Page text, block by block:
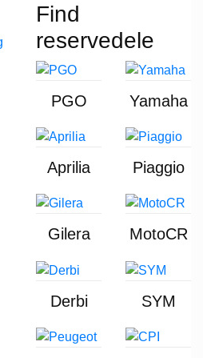
Find
reservedele
PGO Yamaha
Aprilia Piaggio
Gilera MotoCR
Derbi SYM